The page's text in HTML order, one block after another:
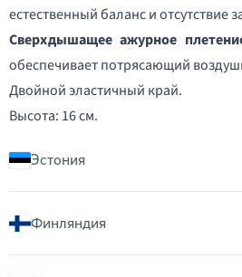
естественный баланс и отсутствие
Сверхдышащее ажурное
обеспечивает потрясающий
Двойной эластичный край.
Высота: 16 см.
Эстония
Финляндия